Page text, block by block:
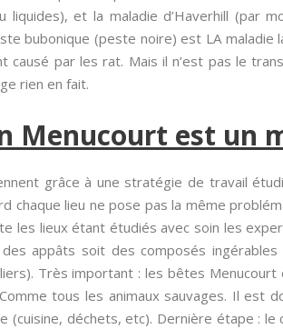
liquides), et la maladie d’Haverhill (par
bubonique (peste noire) est LA maladie
causé par les rat. Mais il n’est pas le
rien en fait.
Menucourt est un
grâce à une stratégie de travail
chaque lieu ne pose pas la même
les lieux étant étudiés avec soin les
appâts soit des composés
Très important : les bêtes
tous les animaux sauvages. Il est
(cuisine, déchets, etc). Dernière étape :